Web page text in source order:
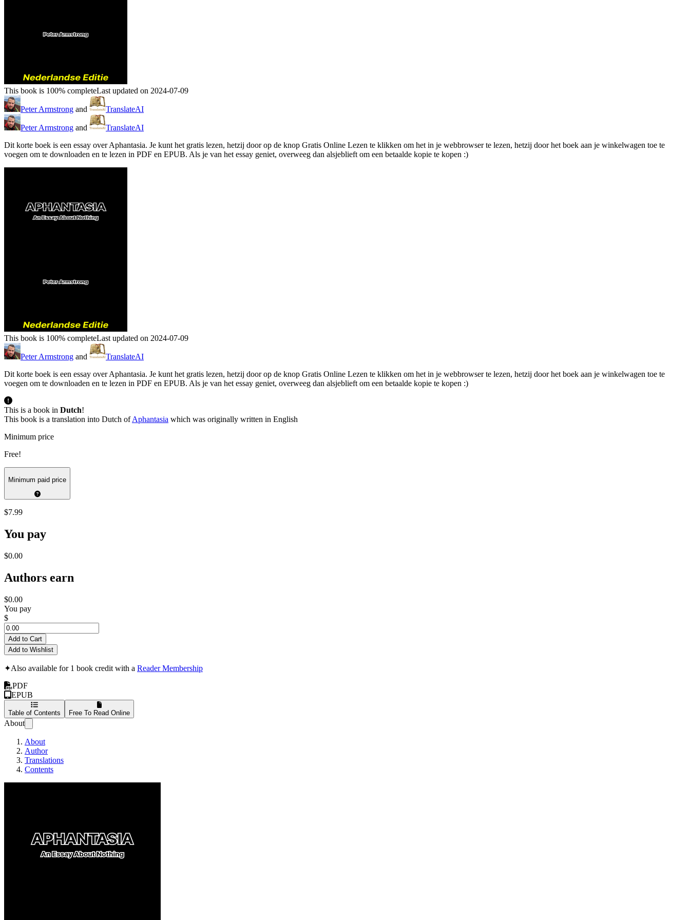
This book is 100% completeLast updated on 2024-07-09
Peter Armstrong and TranslateAI
Peter Armstrong and
TranslateAI
Dit korte boek is een essay over Aphantasia. Je kunt het gratis lezen, hetzij door op de knop Gratis Online Lezen te klikken om het in je webbrowser te lezen, hetzij door het boek aan je winkelwagen toe te
voegen om te downloaden en te lezen in PDF en EPUB. Als je van het essay geniet, overweeg dan alsjeblieft om een betaalde kopie te kopen :)
This book is 100% completeLast updated on 2024-07-09
Peter Armstrong and
TranslateAI
Dit korte boek is een essay over Aphantasia. Je kunt het gratis lezen, hetzij door op de knop Gratis Online Lezen te klikken om het in je webbrowser te lezen, hetzij door het boek aan je winkelwagen toe te
voegen om te downloaden en te lezen in PDF en EPUB. Als je van het essay geniet, overweeg dan alsjeblieft om een betaalde kopie te kopen :)
This is a book in Dutch!
This book is a translation into Dutch ofAphantasia which was originally written in English
Minimum price
Free!
Minimum paid price
$7.99
You pay
$0.00
Authors earn
$0.00
You pay
$
Add to Cart
Add to Wishlist
✦Also available for 1 book credit with a Reader Membership
PDF
EPUB
Table of Contents Free To Read Online
About
About
Author
Translations
Contents